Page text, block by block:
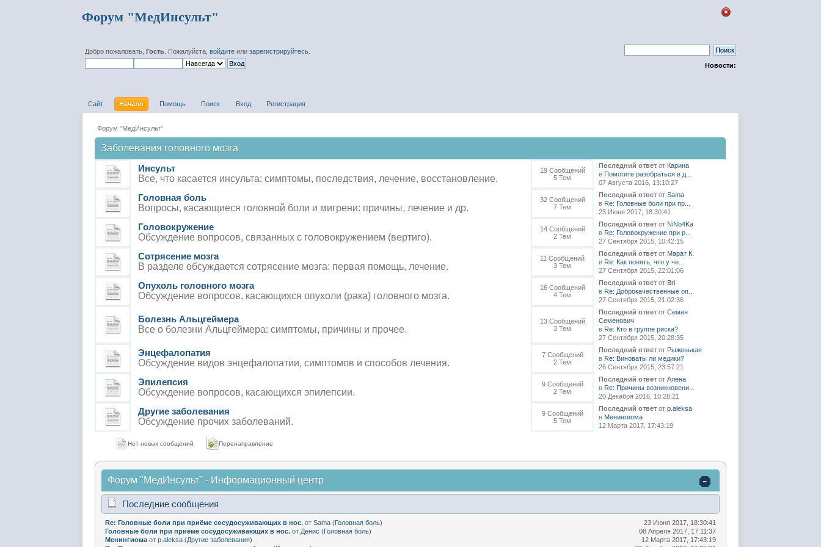
Форум "МедИнсульт"
Добро пожаловать,Гость . Пожалуйста,войдите илизарегистрируйтесь
Новости:
Сайт Начало Помощь Поиск Вход Регистрация
Форум "МедИнсульт"
Заболевания головного мозга
Инсульт
Все, что касается инсульта: симптомы, последствия, лечение, восстановление.
19 Сообщений
5 Тем
Последний ответ от Карина
в Помогите разобраться в д...
07 Августа 2016, 13:10:27
Головная боль
Вопросы, касающиеся головной боли и мигрени: причины, лечение и др.
32 Сообщений
7 Тем
Последний ответ отSama
в Re: Головные боли при пр...
23 Июня 2017, 18:30:41
Головокружение
Обсуждение вопросов, связанных с головокружением (вертиго).
14 Сообщений
2 Тем
Последний ответ от NiNo4Ka
в Re: Головокружение при р...
27 Сентября 2015, 10:42:15
Сотрясение мозга
В разделе обсуждается сотрясение мозга: первая помощь, лечение.
11 Сообщений
3 Тем
Последний ответ от Марат К.
в Re: Как понять, что у че...
27 Сентября 2015, 22:01:06
Опухоль головного мозга
Обсуждение вопросов, касающихся опухоли (рака) головного мозга.
16 Сообщений
4 Тем
Последний ответ от Bri
в Re: Доброкачественные оп...
27 Сентября 2015, 21:02:36
Болезнь Альцгеймера
Все о болезни Альцгеймера: симптомы, причины и прочее.
13 Сообщений
3 Тем
Последний ответ отСемен
Семенович
в Re: Кто в группе риска?
27 Сентября 2015, 20:28:35
Энцефалопатия
Обсуждение видов энцефалопатии, симптомов и способов лечения.
7 Сообщений
2 Тем
Последний ответ от Рыженькая
в Re: Виноваты ли медики?
26 Сентября 2015, 23:57:21
Эпилепсия
Обсуждение вопросов, касающихся эпилепсии.
9 Сообщений
2 Тем
Последний ответ отАлена
в Re: Причины возникновени...
20 Декабря 2016, 10:28:21
Другие заболевания
Обсуждение прочих заболеваний.
9 Сообщений
5 Тем
Последний ответ отp.aleksa
в Менингиома
12 Марта 2017, 17:43:19
Нет новых сообщений Перенаправление
Форум "МедИнсульт" - Информационный центр
Последние сообщения
Re: Головные боли при приёме сосудосуживающих в нос. отSama (Головная боль)
23 Июня 2017, 18:30:41
Головные боли при приёме сосудосуживающих в нос. от Денис (Головная боль)
08 Апреля 2017, 17:11:37
Менингиома отp.aleksa (Другие заболевания)
12 Марта 2017, 17:43:19